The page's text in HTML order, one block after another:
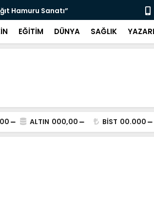
Hamuru Sanatı” “3 Bin
EĞİTİM DÜNYA SAĞLIK
ALTIN 000,00 BİST 00.000